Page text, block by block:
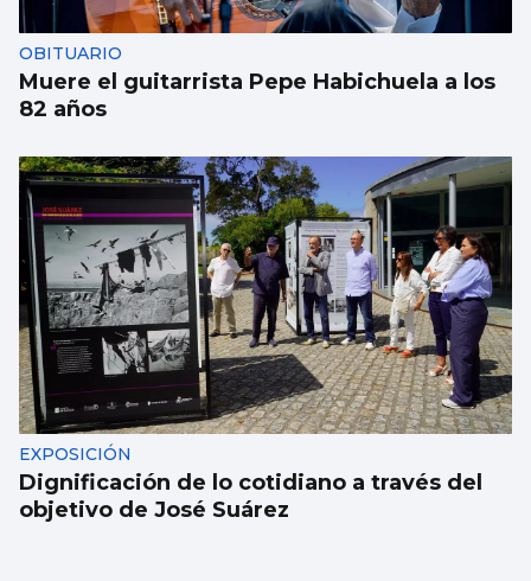
OBITUARIO
Muere el guitarrista Pepe Habichuela a los
82 años
EXPOSICIÓN
Dignificación de lo cotidiano a través del
objetivo de José Suárez